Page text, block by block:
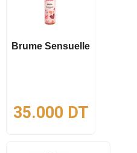
Brume Sensuelle
35.000 DT